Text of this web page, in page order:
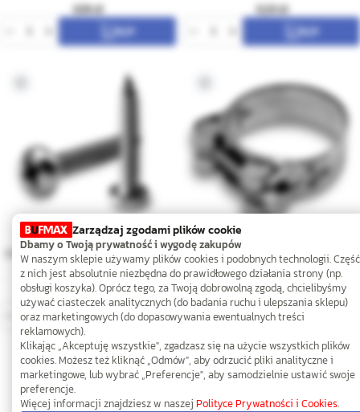
0,18 0,23
grzybkowym PZ
0,19
85-91mm W4 Obejma GBS
34,61
Zarządzaj zgodami plików cookie
Dbamy o Twoją prywatność i wygodę zakupów
W naszym sklepie używamy plików cookies i podobnych technologii. Część
z nich jest absolutnie niezbędna do prawidłowego działania strony (np.
obsługi koszyka). Oprócz tego, za Twoją dobrowolną zgodą, chcielibyśmy
używać ciasteczek analitycznych (do badania ruchu i ulepszania sklepu)
oraz marketingowych (do dopasowywania ewentualnych treści
reklamowych).
Klikając „Akceptuję wszystkie", zgadzasz się na użycie wszystkich plików
cookies. Możesz też kliknąć „Odmów", aby odrzucić pliki analityczne i
marketingowe, lub wybrać „Preferencje", aby samodzielnie ustawić swoje
preferencje.
Więcej informacji znajdziesz w naszej Polityce Prywatności i Cookies.